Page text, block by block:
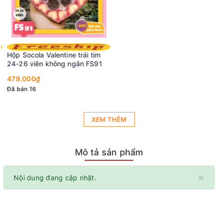
Hộp Socola Valentine trái tim
24-26 viên không ngăn FS91
479.000₫
Đã bán 16
XEM THÊM
Mô tả sản phẩm
×
Nội dung đang cập nhật.